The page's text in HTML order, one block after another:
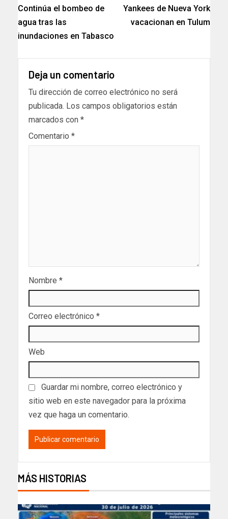
Continúa el bombeo de
agua tras las
inundaciones en Tabasco
Yankees de Nueva York
vacacionan en Tulum
Deja un comentario
Tu dirección de correo electrónico no será
publicada. Los campos obligatorios están
marcados con *
Comentario *
Nombre *
Correo electrónico *
Web
Guardar mi nombre, correo electrónico y
sitio web en este navegador para la próxima
vez que haga un comentario.
MÁS HISTORIAS